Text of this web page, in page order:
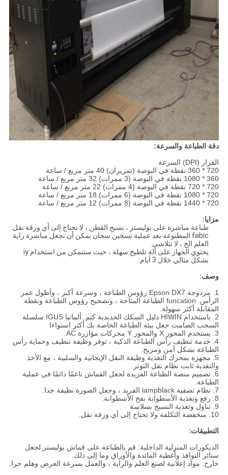
دقة الطباعة والسرعة:
القرار (DPI) السرعة
720 * 360 نقطة في البوصة (تمريران) 40 متر مربع / ساعة
360 * 1080 نقطة في البوصة (3 ممرات) 32 متر مربع / ساعة
720 * 720 نقطة في البوصة (4 ممرات) 22 متر مربع / ساعة
720 * 1080 نقطة في البوصة (6 ممرات) 18 متر مربع / ساعة
720 * 1440 نقطة في البوصة (8 ممرات) 12 متر مربع / ساعة
مزايا:
طباعة مباشرة على بوليستر ، نسيج القطن ، لا تحتاج إلى أي ورقة نقل.
fabic المطبوعة بعد عملية تسخين سخان يمكن أن تجعل مباشرة راية
العلم الخ ، لا تتلاشى.
يحتوي الجهاز على آلة تلطيخ سهلة ، حيث ستتمكن من استخدام iy
بشكل مثالي خلال 3 أيام.
وصف:
1. مزدوجة Epson DX7 رؤوس الطباعة ، وسرعة أكبر ، وأطول عمر
الرأس. funcation الطباعة المتاحة ، وتصحيح رؤوس الطباعة ونقطة
المقابلة أكثر سهولة.
2. باستخدام HIWIN دليل السكك الحديدية كتم. ألمانيا IGUS سلسلة
السحب الصامت جعل بيئة الطباعة الخاصة بك أكثر استواءا
3. يستخدم المحور X والمحور Y محركات مؤازرة AC.
4. خدمة تنظيف رأس الطباعة الذكية ، توفر وظيفة تنظيف وحماية رأس
الطباعة بشكل آمن ومريح.
5. مجهزة بمحرك التغذية وظيفة النقل الإيجابية والسلبية ، مع الأخذ
والتغذية ثابت نظام نقل التوتر.
6. تصميم منصة الطباعة الفريدة لجعل القماش ناعمًا دائمًا في عملية
الطباعة.
7. نظام تصفية lampblack الفريد ، وجعل الصورة نظيفة جدا.
8. رفع وتغذية الأسطوانة نفخ الأسطوانة.
9. تناول وتغذية النسيج بسلاسة
10. منخفضة التكلفة ولا تحتاج إلى أي ورقة نقل.
التطبيقات:
الديكورات المنزلية الداخلية: قم بالطباعة على قماش بوليستر لجعل
ستائر النوافذ وأغطية المائدة والأوراق وما إلى ذلك.
خارج: مواد إعلانية لصنع العلم والراية ، والعمل بسرعة العرض وهلم جرا.